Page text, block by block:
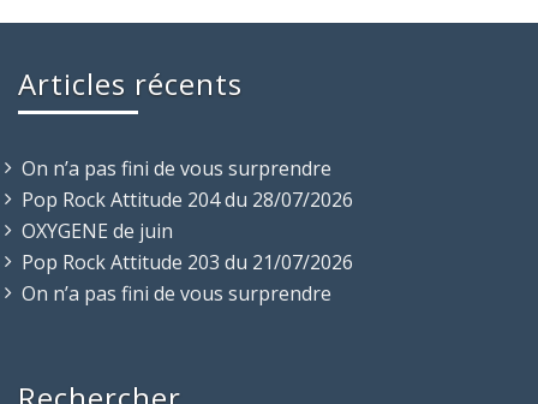
Articles récents
On n’a pas fini de vous surprendre
Pop Rock Attitude 204 du 28/07/2026
OXYGENE de juin
Pop Rock Attitude 203 du 21/07/2026
On n’a pas fini de vous surprendre